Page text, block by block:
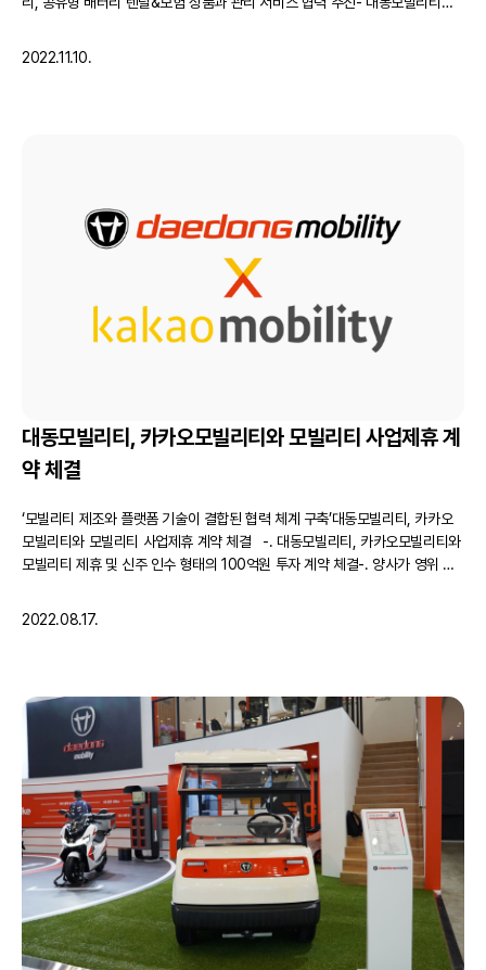
KT링커스는 주요 상권 연계한 충전사이트 발굴, 이지차저는 충전기 보급 및 관
2022.11.10.
대동모빌리티, 카카오모빌리티와 모빌리티 사업제휴 계
약 체결
‘모빌리티 제조와 플랫폼 기술이 결합된 협력 체계 구축’대동모빌리티, 카카오
모빌리티와 모빌리티 사업제휴 계약 체결 -. 대동모빌리티, 카카오모빌리티와
모빌리티 제휴 및 신주 인수 형태의 100억원 투자 계약 체결-. 양사가 영위 중
행-. 상품화위원회 구성해 대동 모빌리티에 원격관제, 자율주행 등 SaaS 제공
2022.08.17.